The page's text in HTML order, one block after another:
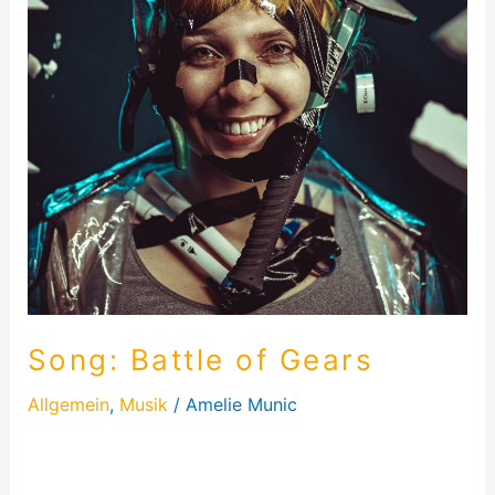
Song: Battle of Gears
Allgemein, Musik / Amelie Munic